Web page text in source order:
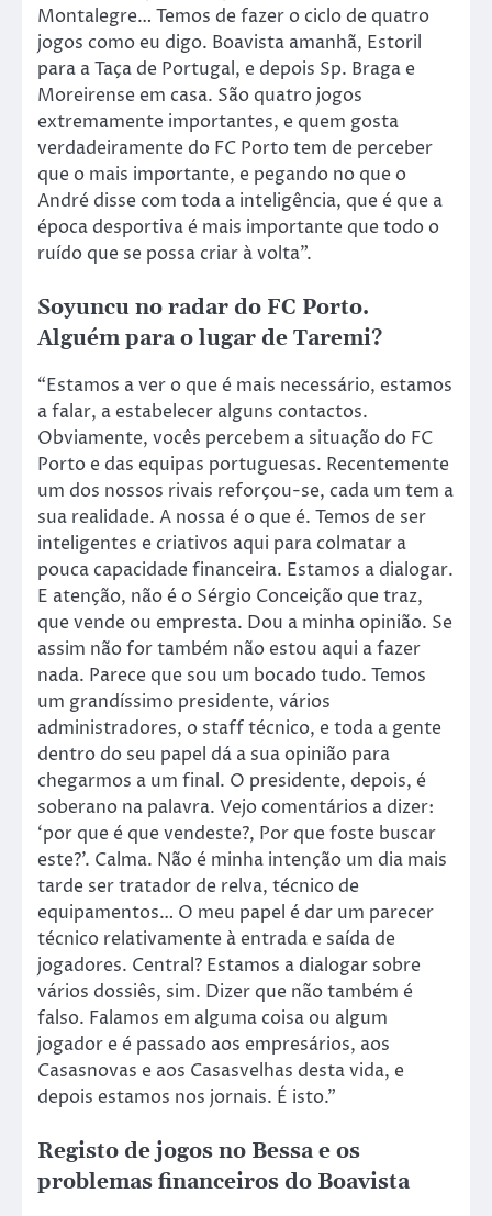
Montalegre… Temos de fazer o ciclo de quatro
jogos como eu digo. Boavista amanhã, Estoril
para a Taça de Portugal, e depois Sp. Braga e
Moreirense em casa. São quatro jogos
extremamente importantes, e quem gosta
verdadeiramente do FC Porto tem de perceber
que o mais importante, e pegando no que o
André disse com toda a inteligência, que é que a
época desportiva é mais importante que todo o
ruído que se possa criar à volta”.
Soyuncu no radar do FC Porto.
Alguém para o lugar de Taremi?
“Estamos a ver o que é mais necessário, estamos
a falar, a estabelecer alguns contactos.
Obviamente, vocês percebem a situação do FC
Porto e das equipas portuguesas. Recentemente
um dos nossos rivais reforçou-se, cada um tem a
sua realidade. A nossa é o que é. Temos de ser
inteligentes e criativos aqui para colmatar a
pouca capacidade financeira. Estamos a dialogar.
E atenção, não é o Sérgio Conceição que traz,
que vende ou empresta. Dou a minha opinião. Se
assim não for também não estou aqui a fazer
nada. Parece que sou um bocado tudo. Temos
um grandíssimo presidente, vários
administradores, o staff técnico, e toda a gente
dentro do seu papel dá a sua opinião para
chegarmos a um final. O presidente, depois, é
soberano na palavra. Vejo comentários a dizer:
‘por que é que vendeste?, Por que foste buscar
este?’. Calma. Não é minha intenção um dia mais
tarde ser tratador de relva, técnico de
equipamentos… O meu papel é dar um parecer
técnico relativamente à entrada e saída de
jogadores. Central? Estamos a dialogar sobre
vários dossiês, sim. Dizer que não também é
falso. Falamos em alguma coisa ou algum
jogador e é passado aos empresários, aos
Casasnovas e aos Casasvelhas desta vida, e
depois estamos nos jornais. É isto.”
Registo de jogos no Bessa e os
problemas financeiros do Boavista